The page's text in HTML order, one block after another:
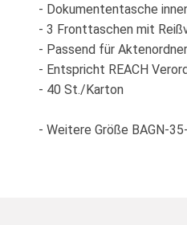
- Dokumententasche
- 3 Fronttaschen mit
- Passend für Aktenordner
- Entspricht REACH
- 40 St./Karton
- Weitere Größe BAGN-